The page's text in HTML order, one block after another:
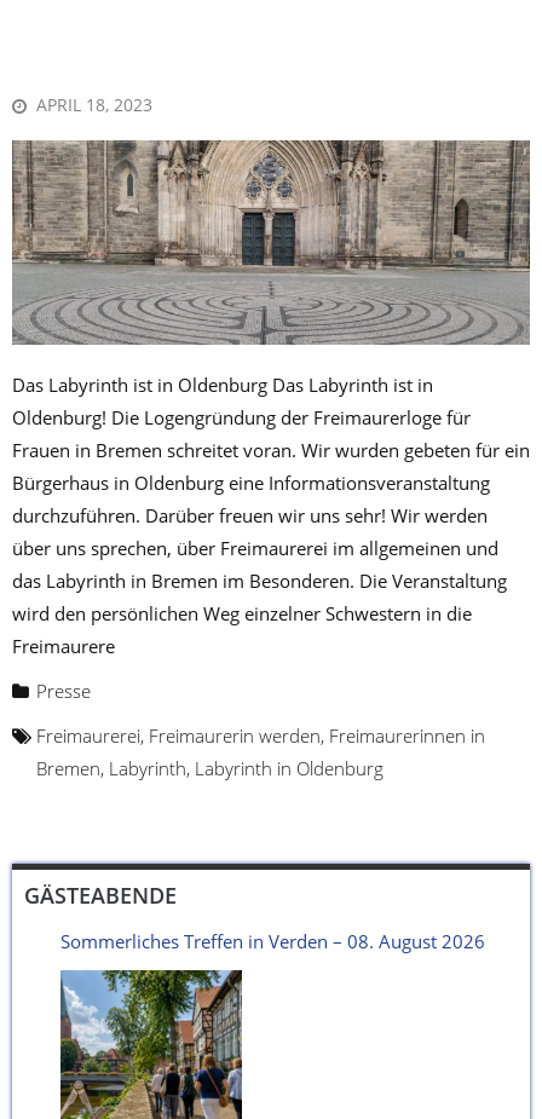
APRIL 18, 2023
Das Labyrinth ist in Oldenburg Das Labyrinth ist in
Oldenburg! Die Logengründung der Freimaurerloge für
Frauen in Bremen schreitet voran. Wir wurden gebeten für ein
Bürgerhaus in Oldenburg eine Informationsveranstaltung
durchzuführen. Darüber freuen wir uns sehr! Wir werden
über uns sprechen, über Freimaurerei im allgemeinen und
das Labyrinth in Bremen im Besonderen. Die Veranstaltung
wird den persönlichen Weg einzelner Schwestern in die
Freimaurere
Presse
Freimaurerei, Freimaurerin werden, Freimaurerinnen in
Bremen, Labyrinth, Labyrinth in Oldenburg
GÄSTEABENDE
Sommerliches Treffen in Verden – 08. August 2026